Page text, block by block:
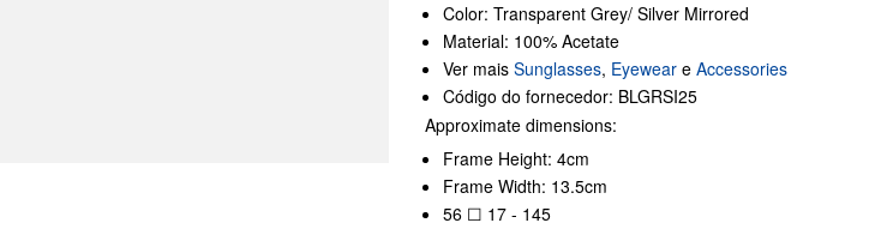
Color: Transparent Grey/ Silver Mirrored
Material: 100% Acetate
Ver mais Sunglasses, Eyewear e Accessories
Código do fornecedor: BLGRSI25
Approximate dimensions:
Frame Height: 4cm
Frame Width: 13.5cm
56 ☐ 17 - 145